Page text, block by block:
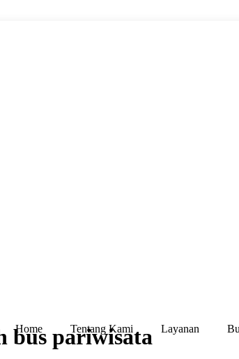
Home Tentang Kami Layanan
bus pariwisata